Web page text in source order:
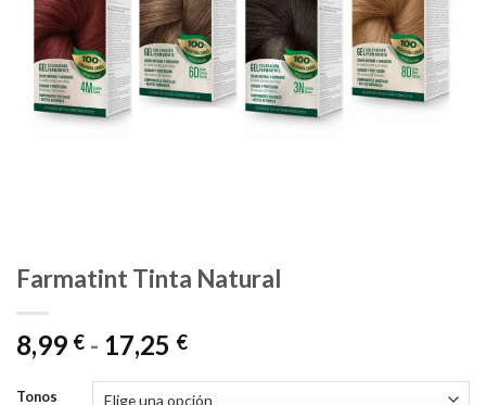
Farmatint Tinta Natural
8,99 € - 17,25 €Rango
precios:
Tonos